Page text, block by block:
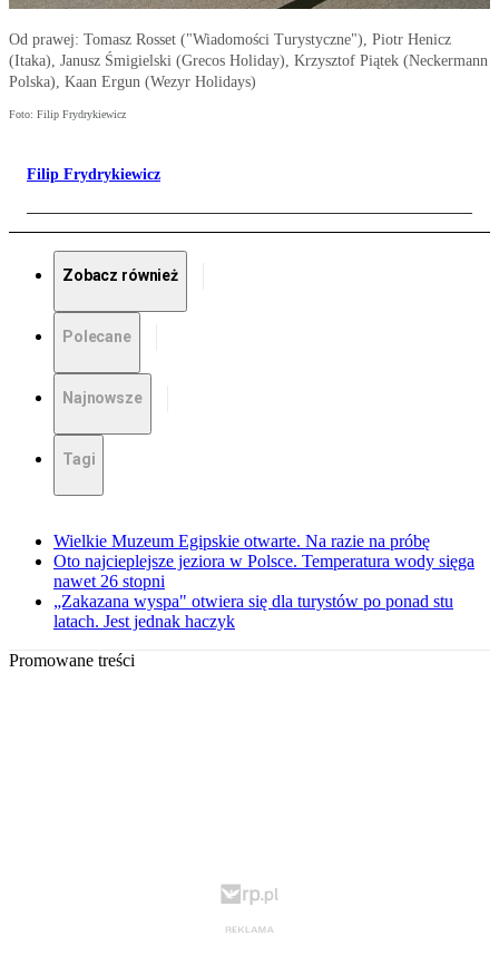
Od prawej: Tomasz Rosset ("Wiadomości Turystyczne"), Piotr Henicz
(Itaka), Janusz Śmigielski (Grecos Holiday), Krzysztof Piątek (Neckermann
Polska), Kaan Ergun (Wezyr Holidays)
Foto: Filip Frydrykiewicz
Filip Frydrykiewicz
Zobacz również
Polecane
Najnowsze
Tagi
Wielkie Muzeum Egipskie otwarte. Na razie na próbę
Oto najcieplejsze jeziora w Polsce. Temperatura wody sięga
nawet 26 stopni
„Zakazana wyspa" otwiera się dla turystów po ponad stu
latach. Jest jednak haczyk
Promowane treści